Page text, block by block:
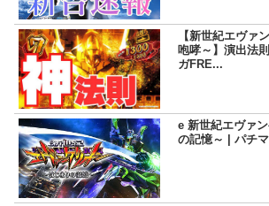
【新世紀エヴァ
咆哮～】演出法
ガFRE...
e 新世紀エヴァ
の記憶～ | パチ